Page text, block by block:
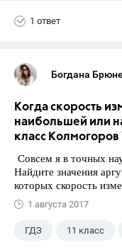
1 ответ
Богдана
Когда скорость
наибольшей или
класс
Совсем я в точных
Найдите значения
которых скорость
1 августа 2017
ГДЗ 11 класс